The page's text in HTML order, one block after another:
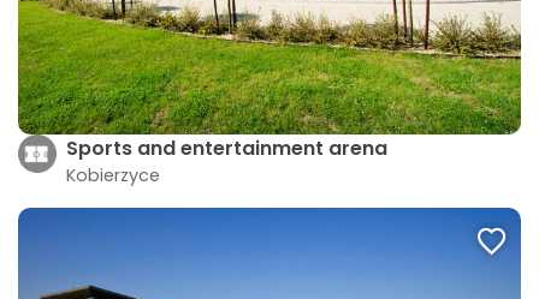
Sports and entertainment arena
Kobierzyce